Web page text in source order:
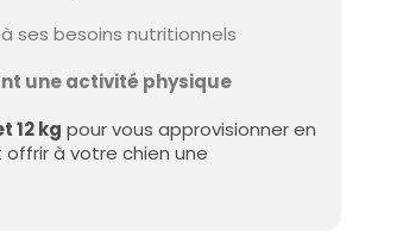
ses besoins nutritionnels
une activité physique
12 kg pour vous approvisionner en
à votre chien une